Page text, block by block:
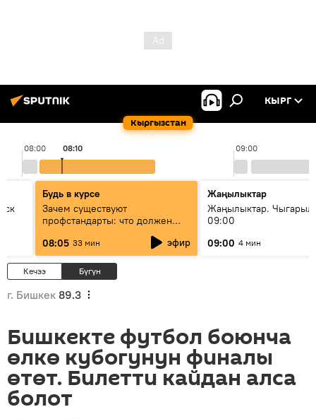
Кыргызстан
КЫРГ
08:00 09:00
08:10
Будь в курсе
Зачем существуют
профстандарты: что должен
знать каждый специалист о
своей профессии
08:05 33 мин эфир
Жаңылыктар
Жаңылыктар.
09:00
09:00 4 мин
Кечээ Бүгүн
г. Бишкек 89.3
Бишкекте футбол боюнча
өлкө кубогунун финалы
өтөт. Билетти кайдан алса
болот